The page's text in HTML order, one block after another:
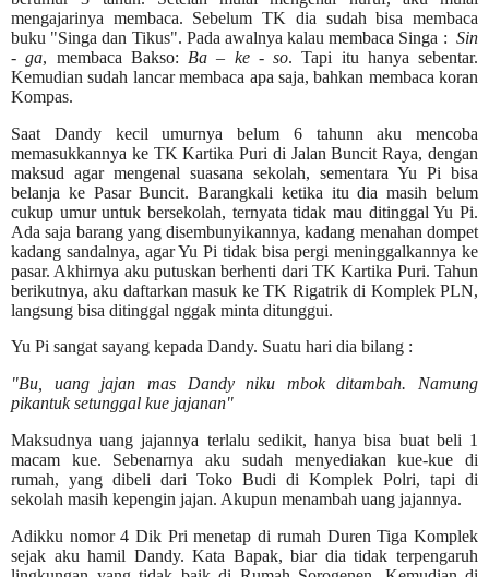
mengajarinya membaca. Sebelum TK dia sudah bisa membaca
buku "Singa dan Tikus". Pada awalnya kalau membaca Singa : Sin
- ga, membaca Bakso: Ba – ke - so. Tapi itu hanya sebentar.
Kemudian sudah lancar membaca apa saja, bahkan membaca koran
Kompas.
Saat Dandy kecil umurnya belum 6 tahunn aku mencoba
memasukkannya ke TK Kartika Puri di Jalan Buncit Raya, dengan
maksud agar mengenal suasana sekolah, sementara Yu Pi bisa
belanja ke Pasar Buncit. Barangkali ketika itu dia masih belum
cukup umur untuk bersekolah, ternyata tidak mau ditinggal Yu Pi.
Ada saja barang yang disembunyikannya, kadang menahan dompet
kadang sandalnya, agar Yu Pi tidak bisa pergi meninggalkannya ke
pasar. Akhirnya aku putuskan berhenti dari TK Kartika Puri. Tahun
berikutnya, aku daftarkan masuk ke TK Rigatrik di Komplek PLN,
langsung bisa ditinggal nggak minta ditunggui.
Yu Pi sangat sayang kepada Dandy. Suatu hari dia bilang :
"Bu, uang jajan mas Dandy niku mbok ditambah. Namung
pikantuk setunggal kue jajanan"
Maksudnya uang jajannya terlalu sedikit, hanya bisa buat beli 1
macam kue. Sebenarnya aku sudah menyediakan kue-kue di
rumah, yang dibeli dari Toko Budi di Komplek Polri, tapi di
sekolah masih kepengin jajan. Akupun menambah uang jajannya.
Adikku nomor 4 Dik Pri menetap di rumah Duren Tiga Komplek
sejak aku hamil Dandy.Kata Bapak, biar dia tidak terpengaruh